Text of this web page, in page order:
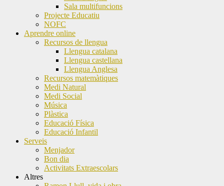
Sala multifuncions
Projecte Educatiu
NOFC
Aprendre online
Recursos de llengua
Llengua catalana
Llengua castellana
Llengua Anglesa
Recursos matemàtiques
Medi Natural
Medi Social
Música
Plàstica
Educació Física
Educació Infantil
Serveis
Menjador
Bon dia
Activitats Extraescolars
Altres